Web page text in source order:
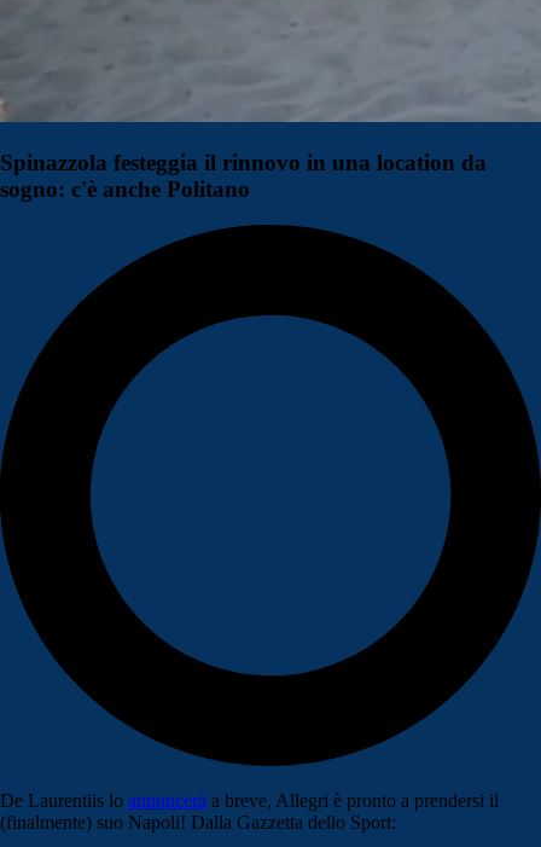
Spinazzola festeggia il rinnovo in una location da
sogno: c'è anche Politano
De Laurentiis lo annuncerà a breve, Allegri è pronto a prendersi il
(finalmente) suo Napoli! Dalla Gazzetta dello Sport: